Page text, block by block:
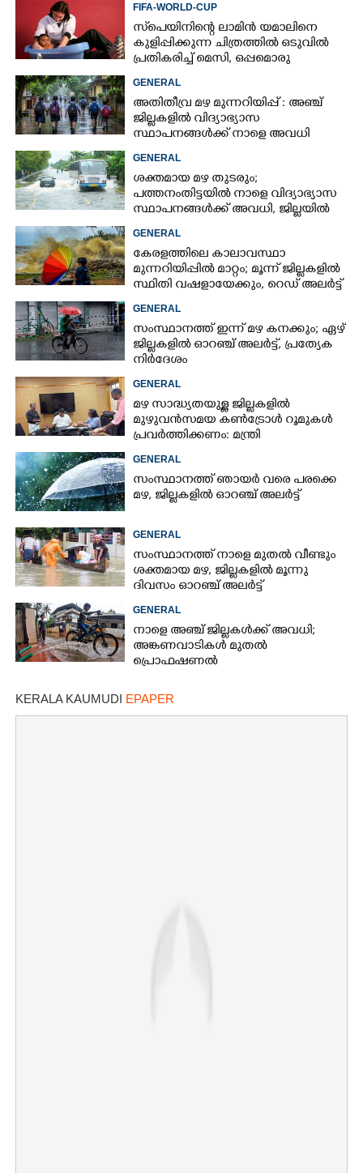
FIFA-WORLD-CUP
സ്‌പെയിനിന്റെ ലാമിൻ യമാലിനെ
കുളിപ്പിക്കുന്ന ചിത്രത്തിൽ ഒടുവിൽ
പ്രതികരിച്ച് മെസി, ഒപ്പമൊരു
GENERAL
അതിതീവ്ര മഴ മുന്നറിയിപ്പ് : അഞ്ച്
ജില്ലകളിൽ വിദ്യാഭ്യാസ
സ്ഥാപനങ്ങൾക്ക് നാളെ അവധി
GENERAL
ശക്തമായ മഴ തുടരും;
പത്തനംതിട്ടയിൽ നാളെ വിദ്യാഭ്യാസ
സ്ഥാപനങ്ങൾക്ക് അവധി,​ ജില്ലയിൽ
GENERAL
കേരളത്തിലെ കാലാവസ്ഥാ
മുന്നറിയിപ്പിൽ മാറ്റം; മൂന്ന് ജില്ലകളിൽ
സ്ഥിതി വഷളായേക്കും, റെഡ് അലർട്ട്
GENERAL
സംസ്ഥാനത്ത് ഇന്ന് മഴ കനക്കും; ഏഴ്
ജില്ലകളിൽ ഓറഞ്ച് അലർട്ട്, പ്രത്യേക
നിർദേശം
GENERAL
മഴ സാദ്ധ്യതയുള്ള ജില്ലകളിൽ
മുഴുവൻസമയ കൺട്രോൾ റൂമുകൾ
പ്രവർത്തിക്കണം: മന്ത്രി
GENERAL
സംസ്ഥാനത്ത് ഞായർ വരെ പരക്കെ
മഴ,​ ജില്ലകളിൽ ഓറഞ്ച് അലർട്ട്
GENERAL
സംസ്ഥാനത്ത് നാളെ മുതൽ വീണ്ടും
ശക്തമായ മഴ,​ ജില്ലകളിൽ മൂന്നു
ദിവസം ഓറഞ്ച് അലർട്ട്
GENERAL
നാളെ അഞ്ച് ജില്ലകൾക്ക് അവധി;
അങ്കണവാടികൾ മുതൽ
പ്രൊഫഷണൽ
KERALA KAUMUDI EPAPER